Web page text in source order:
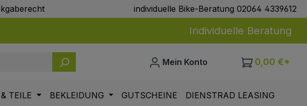
individuelle Bike-Beratung 02064 4339612
Individuelle Beratung
Mein Konto 0,00 €*
TEILE BEKLEIDUNG GUTSCHEINE DIENSTRAD LEASING